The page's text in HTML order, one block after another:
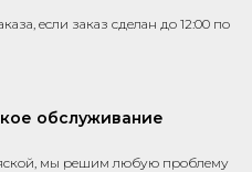
если заказ сделан до 12:00 по
обслуживание
мы решим любую проблему